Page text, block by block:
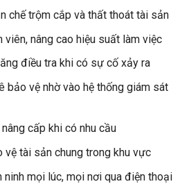
chế trộm cắp và thất thoát tài sản
viên, nâng cao hiệu suất làm việc
điều tra khi có sự cố xảy ra
bảo vệ nhờ vào hệ thống giám sát
cấp khi có nhu cầu
vệ tài sản chung trong khu vực
ninh mọi lúc, mọi nơi qua điện thoại